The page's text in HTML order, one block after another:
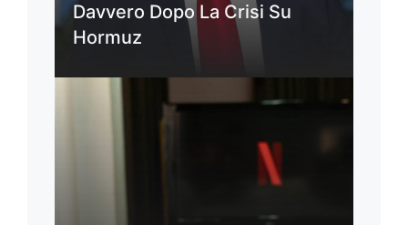
Davvero Dopo La Crisi Su
Hormuz